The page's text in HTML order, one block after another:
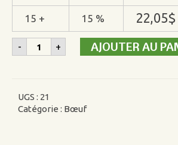
15 + 15 % 22,05$
- quantité
de
boeuf
+ AJOUTER AU
UGS : 21
Catégorie : Bœuf